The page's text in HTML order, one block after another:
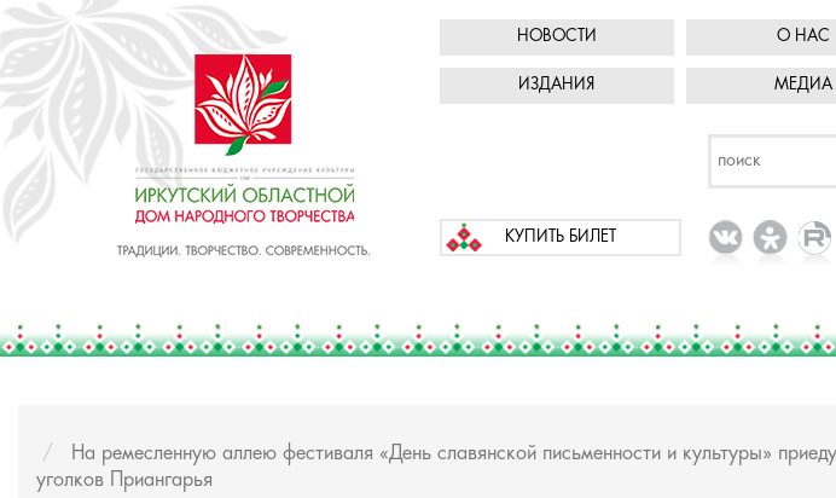
НОВОСТИ О НАС
ИЗДАНИЯ МЕДИА
КУПИТЬ БИЛЕТ
На ремесленную аллею фестиваля «День славянской письменности и культуры»
уголков Приангарья